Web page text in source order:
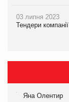
03 липня 2023
Тендери компанії
Яна Олентир